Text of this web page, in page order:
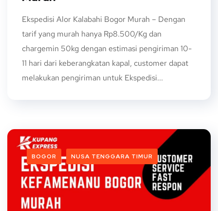
Ekspedisi Alor Kalabahi Bogor Murah – Dengan
tarif yang murah hanya Rp8.500/Kg dan
chargemin 50kg dengan estimasi pengiriman 10-
11 hari dari keberangkatan kapal, customer dapat
melakukan pengiriman untuk Ekspedisi...
BOGOR NUSA TENGGARA TIMUR